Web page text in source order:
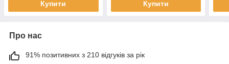
Купити Купити
Про нас
91% позитивних з 210 відгуків за рік